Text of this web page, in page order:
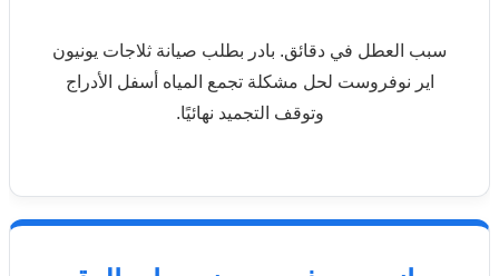
سبب العطل في دقائق. بادر بطلب صيانة ثلاجات يونيون
اير نوفروست لحل مشكلة تجمع المياه أسفل الأدراج
وتوقف التجميد نهائيًا.